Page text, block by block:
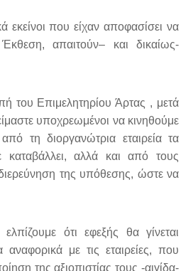
εκείνοι που είχαν αποφασίσει να
απαιτούν– και δικαίως-
του Επιμελητηρίου Άρτας , μετά
υποχρεωμένοι να κινηθούμε
τη διοργανώτρια εταιρεία τα
αλλά και από τους
της υπόθεσης, ώστε να
ότι εφεξής θα γίνεται
αναφορικά με τις εταιρείες, που
της αξιοπιστίας τους -αιγίδα-